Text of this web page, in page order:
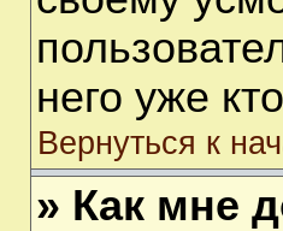
него уже
Вернуться к
» Как мне